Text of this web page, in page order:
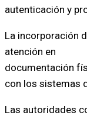
autenticación y
La incorporación
atención en
documentación
con los sistemas
Las autoridades